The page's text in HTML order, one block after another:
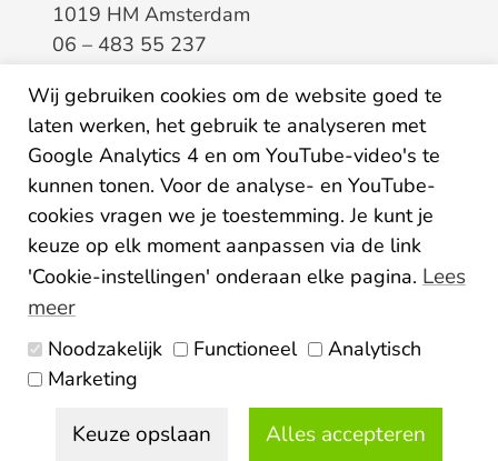
1019 HM Amsterdam
06 – 483 55 237
BTW8133.20.343.B.01
KvK34207150
IBANNL26ABNA0507435125
Algemene voorwaarden
Disclaimer Colofon
© 2026 Elaa
Wij gebruiken cookies om de website goed te
laten werken, het gebruik te analyseren met
Google Analytics 4 en om YouTube-video's te
kunnen tonen. Voor de analyse- en YouTube-
cookies vragen we je toestemming. Je kunt je
keuze op elk moment aanpassen via de link
'Cookie-instellingen' onderaan elke pagina. Lees
meer
Noodzakelijk Functioneel
Analytisch
Marketing
Keuze opslaan Alles accepteren